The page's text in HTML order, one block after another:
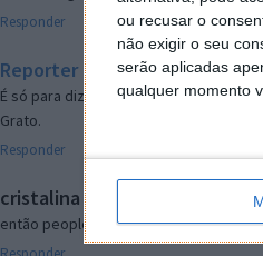
ou recusar o
não exigir o seu
serão aplicadas
qualquer momento
Responder
Reporter 7 de Novembro de 2005 às
É só para dizer que ainda não me
Grato.
Responder
cristalina 11 de Novembro de 2005
então people